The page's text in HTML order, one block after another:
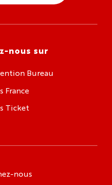
nous sur
Bureau
France
Ticket
nous